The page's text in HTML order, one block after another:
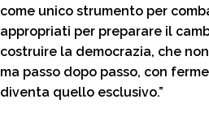
come unico strumento per
appropriati per preparare il
costruire la democrazia, che
ma passo dopo passo, con
diventa quello esclusivo.”